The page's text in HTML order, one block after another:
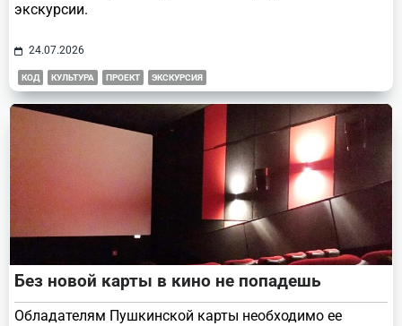
экскурсии.
24.07.2026
КОД КУЛЬТУРА ПРОЕКТ ЭКСКУРСИЯ
Без новой карты в кино не попадешь
Обладателям Пушкинской карты необходимо ее